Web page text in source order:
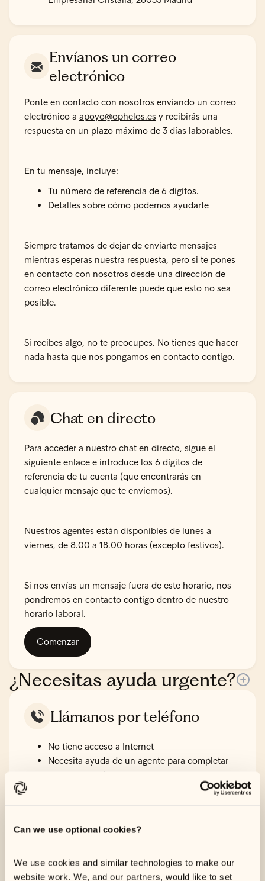
Can we use optional cookies?
We use cookies and similar technologies to make our
website work. We, and our partners, would like to set
Envíanos un correo
electrónico
Ponte en contacto con nosotros enviando un correo
electrónico a apoyo@ophelos.es y recibirás una
respuesta en un plazo máximo de 3 días laborables.
En tu mensaje, incluye:
Tu número de referencia de 6 dígitos.
Detalles sobre cómo podemos ayudarte
Siempre tratamos de dejar de enviarte mensajes
mientras esperas nuestra respuesta, pero si te pones
en contacto con nosotros desde una dirección de
correo electrónico diferente puede que esto no sea
posible.
Si recibes algo, no te preocupes. No tienes que hacer
nada hasta que nos pongamos en contacto contigo.
Chat en directo
Para acceder a nuestro chat en directo, sigue el
siguiente enlace e introduce los 6 dígitos de
referencia de tu cuenta (que encontrarás en
cualquier mensaje que te enviemos).
Nuestros agentes están disponibles de lunes a
viernes, de 8.00 a 18.00 horas (excepto festivos).
Si nos envías un mensaje fuera de este horario, nos
pondremos en contacto contigo dentro de nuestro
horario laboral.
Comenzar
¿Necesitas ayuda urgente?
Llámanos por teléfono
No tiene acceso a Internet
Necesita ayuda de un agente para completar
un presupuesto
Sus circunstancias afectan a su capacidad de
Tenemos un equipo especializado en ayuda urgente
la descrita anteriormente.